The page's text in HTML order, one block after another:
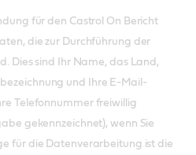
für den Castrol On Bericht
die zur Durchführung der
Dies sind Ihr Name, das Land,
und Ihre E-Mail-
Telefonnummer freiwillig
gekennzeichnet), wenn Sie
für die Datenverarbeitung ist die